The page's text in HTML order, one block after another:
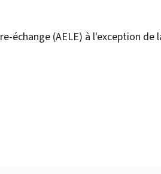
échange (AELE) à l'exception